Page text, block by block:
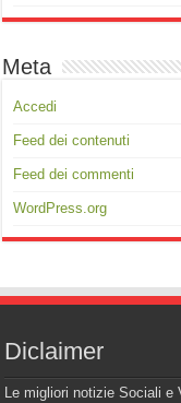
Meta
Accedi
Feed dei contenuti
Feed dei commenti
WordPress.org
Diclaimer
Le migliori notizie Sociali